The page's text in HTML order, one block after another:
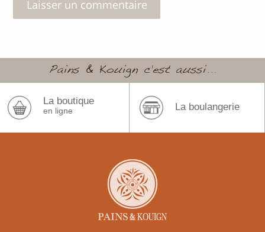
Pains & Kouign c’est aussi...
La boutique
en ligne La boulangerie